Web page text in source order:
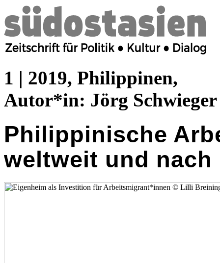
1 | 2019, Philippinen,
Autor*in: Jörg Schwieger
Philippinische
weltweit und nach